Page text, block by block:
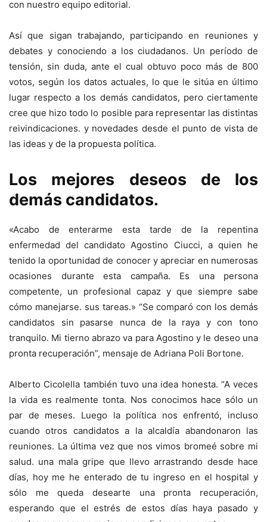
con nuestro equipo editorial.
Así que sigan trabajando, participando en reuniones y
debates y conociendo a los ciudadanos. Un período de
tensión, sin duda, ante el cual obtuvo poco más de 800
votos, según los datos actuales, lo que le sitúa en último
lugar respecto a los demás candidatos, pero ciertamente
cree que hizo todo lo posible para representar las distintas
reivindicaciones. y novedades desde el punto de vista de
las ideas y de la propuesta política.
Los mejores deseos de los
demás candidatos.
«Acabo de enterarme esta tarde de la repentina
enfermedad del candidato Agostino Ciucci, a quien he
tenido la oportunidad de conocer y apreciar en numerosas
ocasiones durante esta campaña. Es una persona
competente, un profesional capaz y que siempre sabe
cómo manejarse. sus tareas.» “Se comparó con los demás
candidatos sin pasarse nunca de la raya y con tono
tranquilo. Mi tierno abrazo va para Agostino y le deseo una
pronta recuperación”, mensaje de Adriana Poli Bortone.
Alberto Cicolella también tuvo una idea honesta. “A veces
la vida es realmente tonta. Nos conocimos hace sólo un
par de meses. Luego la política nos enfrentó, incluso
cuando otros candidatos a la alcaldía abandonaron las
reuniones. La última vez que nos vimos bromeé sobre mi
salud. una mala gripe que llevo arrastrando desde hace
días, hoy me he enterado de tu ingreso en el hospital y
sólo me queda desearte una pronta recuperación,
esperando que el estrés de estos días haya pasado y